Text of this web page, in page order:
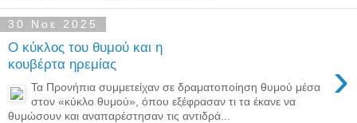
30 Νοε 2025
Ο κύκλος του θυμού και η
κουβέρτα ηρεμίας
›
Τα Προνήπια συμμετείχαν σε δραματοποίηση θυμού μέσα
στον «κύκλο θυμού», όπου εξέφρασαν τι τα έκανε να
θυμώσουν και αναπαρέστησαν τις αντιδρά...